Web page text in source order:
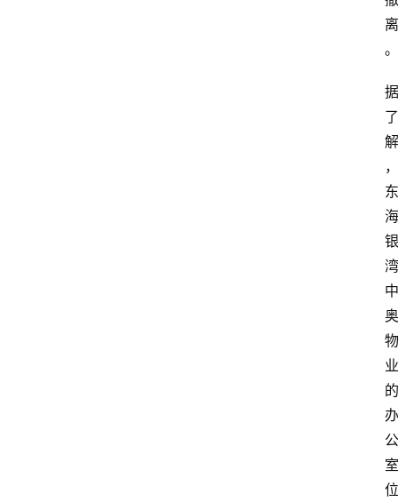
离
。
据
了
解
，
东
海
银
湾
中
奥
物
业
的
办
公
室
位